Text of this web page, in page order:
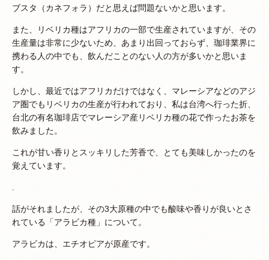
ブスタ（カネフォラ）だと思えば問題ないかと思います。
また、リベリカ種はアフリカの一部で生産されていますが、その
生産量は非常に少ないため、あまり出回っておらず、珈琲業界に
携わる人の中でも、飲んだことのない人の方が多いかと思いま
す。
しかし、最近ではアフリカだけではなく、マレーシアなどのアジ
ア圏でもリベリカの生産が行われており、私は台湾へ行った折、
台北の有名珈琲店でマレーシア産リベリカ種の花で作ったお茶を
飲みました。
これが甘い香りとスッキリした芳香で、とても美味しかったのを
覚えています。
話がそれましたが、その3大原種の中でも酸味や香りが良いとさ
れている「アラビカ種」について。
アラビカは、エチオピアが原産です。